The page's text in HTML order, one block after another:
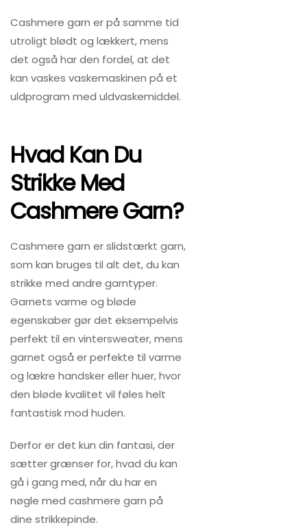
Cashmere garn er på samme tid
utroligt blødt og lækkert, mens
det også har den fordel, at det
kan vaskes vaskemaskinen på et
uldprogram med uldvaskemiddel.
Hvad Kan Du
Strikke Med
Cashmere Garn?
Cashmere garn er slidstærkt garn,
som kan bruges til alt det, du kan
strikke med andre garntyper.
Garnets varme og bløde
egenskaber gør det eksempelvis
perfekt til en vintersweater, mens
garnet også er perfekte til varme
og lækre handsker eller huer, hvor
den bløde kvalitet vil føles helt
fantastisk mod huden.
Derfor er det kun din fantasi, der
sætter grænser for, hvad du kan
gå i gang med, når du har en
nøgle med cashmere garn på
dine strikkepinde.